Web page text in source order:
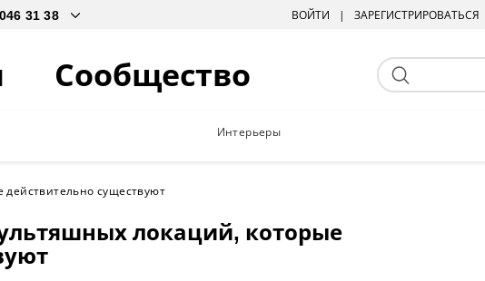
ВОЙТИ ЗАРЕГИСТРИРОВАТЬСЯ
Сообщество
Интерьеры
существуют
локаций, которые